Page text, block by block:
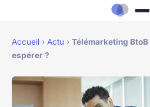
Accueil › Actu › Télémarketing
espérer ?